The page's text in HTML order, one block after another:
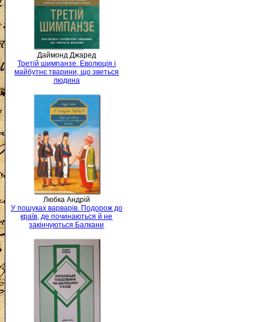
Даймонд Джаред
Третій шимпанзе. Еволюція і
майбутнє тварини, що зветься
людина
Любка Андрій
У пошуках варварів. Подорож до
країв, де починаються й не
закінчуються Балкани